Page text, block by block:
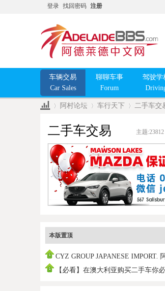
登录 找回密码 注册
车辆交易
Car Sales
聊聊车事
Forum
驾驶学
»
阿村论坛
›
车行天下
›
二手车交
二手车交易 主题:23812
本版置顶
CYZ GROUP JAPANESE IMPORT.
销商 【必看】在澳大利亚购买二手车你